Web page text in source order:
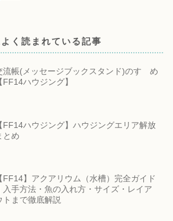
く読まれている記事
流帳(メッセージブックスタンド)のすゝめ
【FF14ハウジング】
【FF14ハウジング】ハウジングエリア解放
とめ
【FF14】アクアリウム（水槽）完全ガイド
入手方法・魚の入れ方・サイズ・レイア
トまで徹底解説